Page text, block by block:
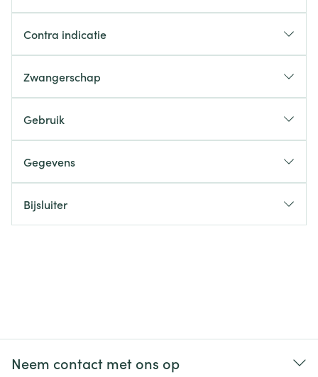
Contra indicatie
Zwangerschap
Gebruik
Gegevens
Bijsluiter
Neem contact met ons op